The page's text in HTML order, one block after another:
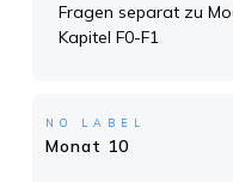
Fragen separat zu
Kapitel F0-F1
NO LABEL
Monat 10